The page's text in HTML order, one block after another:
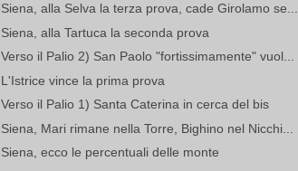
Siena, alla Selva la terza prova, cade Girolamo se...
Siena, alla Tartuca la seconda prova
Verso il Palio 2) San Paolo "fortissimamente" vuol...
L'Istrice vince la prima prova
Verso il Palio 1) Santa Caterina in cerca del bis
Siena, Mari rimane nella Torre, Bighino nel Nicchi...
Siena, ecco le percentuali delle monte